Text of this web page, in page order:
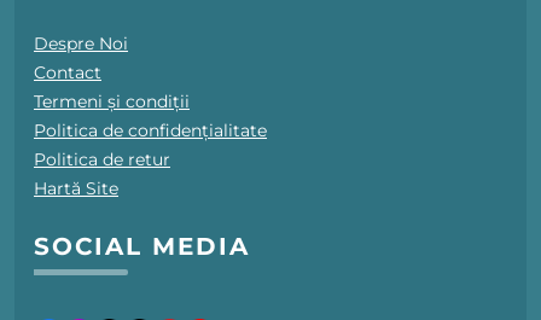
Despre Noi
Contact
Termeni și condiții
Politica de confidențialitate
Politica de retur
Hartă Site
SOCIAL MEDIA